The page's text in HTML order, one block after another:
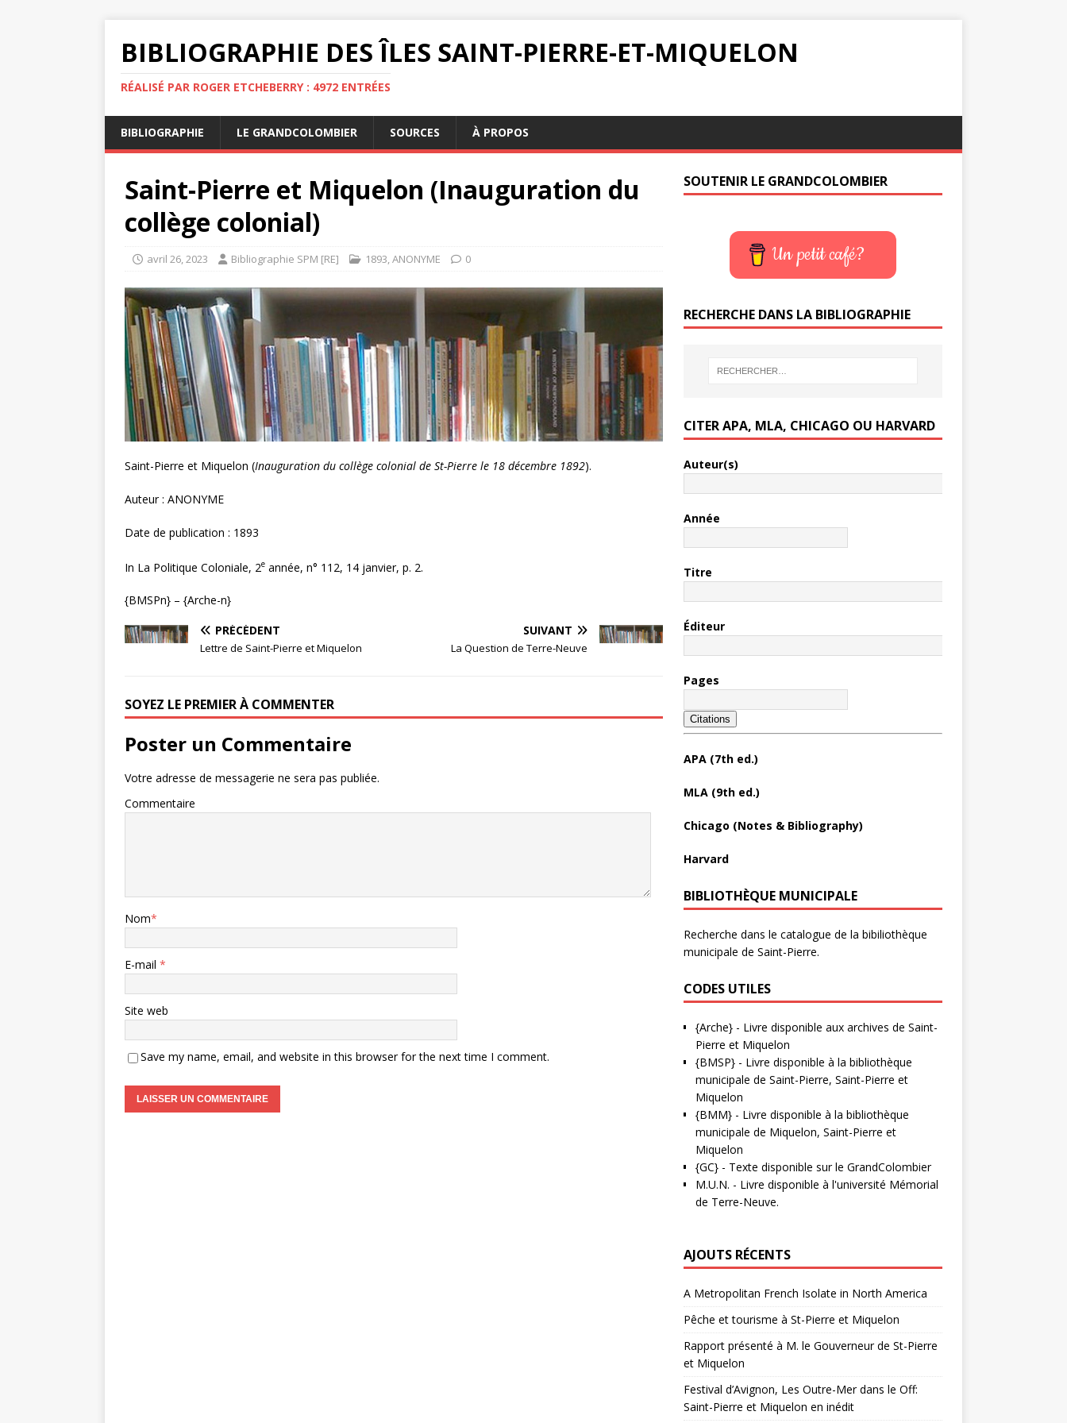
BIBLIOGRAPHIE DES ÎLES SAINT-PIERRE-ET-MIQUELON
RÉALISÉ PAR ROGER ETCHEBERRY : 4972 ENTRÉES
BIBLIOGRAPHIE LE GRANDCOLOMBIER SOURCES À PROPOS
Saint-Pierre et Miquelon (Inauguration du
collège colonial)
avril 26, 2023 Bibliographie SPM [RE] 1893,ANONYME 0
Saint-Pierre et Miquelon (Inauguration du collège colonial de St-Pierre le 18 décembre 1892).
Auteur : ANONYME
Date de publication : 1893
In La Politique Coloniale, 2e année, n° 112, 14 janvier, p. 2.
{BMSPn} – {Arche-n}
PRÉCÉDENT
Lettre de Saint-Pierre et Miquelon
SUIVANT
La Question de Terre-Neuve
SOYEZ LE PREMIER À COMMENTER
Poster un Commentaire
Votre adresse de messagerie ne sera pas publiée.
Commentaire
Nom*
E-mail *
Site web
Save my name, email, and website in this browser for the next time I comment.
SOUTENIR LE GRANDCOLOMBIER
Un petit café?
RECHERCHE DANS LA BIBLIOGRAPHIE
CITER APA, MLA, CHICAGO OU HARVARD
Auteur(s)
Année
Titre
Éditeur
Pages
Citations
APA (7th ed.)
MLA (9th ed.)
Chicago (Notes & Bibliography)
Harvard
BIBLIOTHÈQUE MUNICIPALE
Recherche dans le catalogue de la bibiliothèque
municipale de Saint-Pierre.
CODES UTILES
{Arche}- Livre disponible aux archives de Saint-
Pierre et Miquelon
{BMSP}- Livre disponible à la bibliothèque
municipale de Saint-Pierre, Saint-Pierre et
Miquelon
{BMM}- Livre disponible à la bibliothèque
municipale de Miquelon, Saint-Pierre et
Miquelon
{GC}- Texte disponible sur le GrandColombier
M.U.N. - Livre disponible à l'université Mémorial
de Terre-Neuve.
AJOUTS RÉCENTS
A Metropolitan French Isolate in North America
Pêche et tourisme à St-Pierre et Miquelon
Rapport présenté à M. le Gouverneur de St-Pierre
et Miquelon
Festival d’Avignon, Les Outre-Mer dans le Off:
Saint-Pierre et Miquelon en inédit